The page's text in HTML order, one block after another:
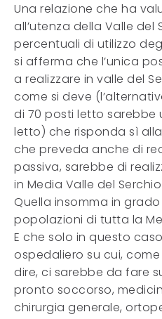
Una relazione che ha
all’utenza della Valle del
percentuali di utilizzo
si afferma che l’unica
a realizzare in valle del
come si deve
di 70 posti letto sarebbe
letto) che risponda sì
che preveda anche di
passiva, sarebbe di
in Media Valle del
Quella insomma in
popolazioni di tutta la
E che solo in questo
ospedaliero su cui,
dire, ci sarebbe da fare
pronto soccorso,
chirurgia generale,